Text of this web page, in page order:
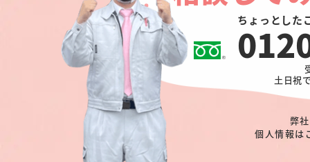
ちょっとした
土日祝
弊
個人情報は